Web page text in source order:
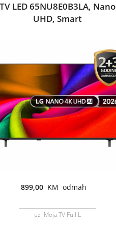
TV LED 65NU8E0B3LA, Nano
UHD, Smart
899,00 KM odmah
uz Moja TV Full L